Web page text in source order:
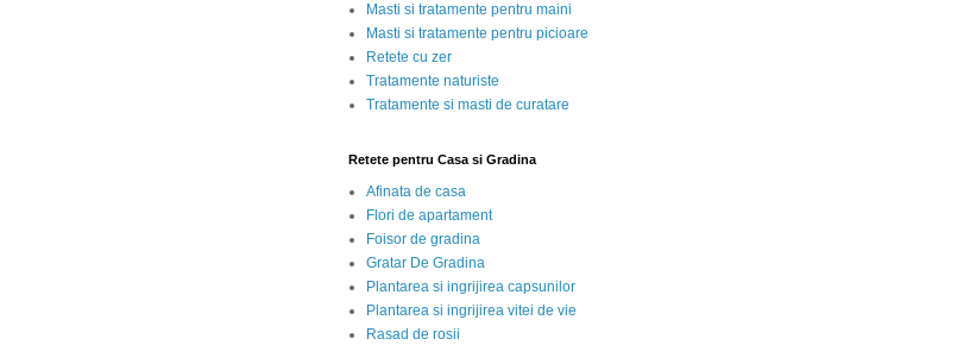
Masti si tratamente pentru maini
Masti si tratamente pentru picioare
Retete cu zer
Tratamente naturiste
Tratamente si masti de curatare
Retete pentru Casa si Gradina
Afinata de casa
Flori de apartament
Foisor de gradina
Gratar De Gradina
Plantarea si ingrijirea capsunilor
Plantarea si ingrijirea vitei de vie
Rasad de rosii